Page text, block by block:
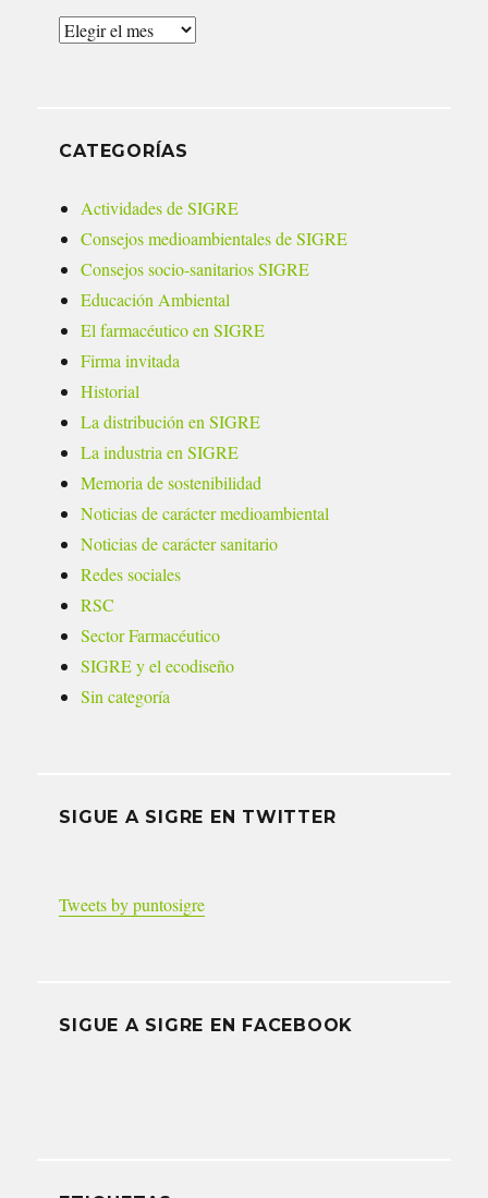
Archivos
CATEGORÍAS
Actividades de SIGRE
Consejos medioambientales de SIGRE
Consejos socio-sanitarios SIGRE
Educación Ambiental
El farmacéutico en SIGRE
Firma invitada
Historial
La distribución en SIGRE
La industria en SIGRE
Memoria de sostenibilidad
Noticias de carácter medioambiental
Noticias de carácter sanitario
Redes sociales
RSC
Sector Farmacéutico
SIGRE y el ecodiseño
Sin categoría
SIGUE A SIGRE EN TWITTER
Tweets by puntosigre
SIGUE A SIGRE EN FACEBOOK